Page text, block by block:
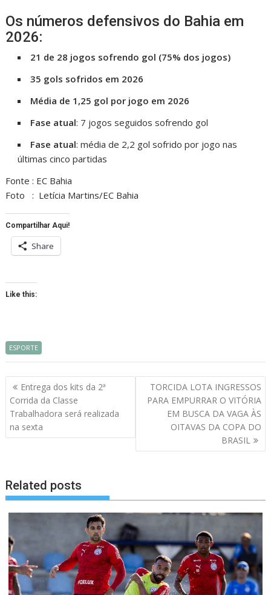
Os números defensivos do Bahia em
2026:
21 de 28 jogos sofrendo gol (75% dos jogos)
35 gols sofridos em 2026
Média de 1,25 gol por jogo em 2026
Fase atual: 7 jogos seguidos sofrendo gol
Fase atual: média de 2,2 gol sofrido por jogo nas
últimas cinco partidas
Fonte : EC Bahia
Foto : Letícia Martins/EC Bahia
Compartilhar Aqui!
Share
Like this:
ESPORTE
Navegação
de
artigos
Entrega dos kits da 2ª
Corrida da Classe
Trabalhadora será realizada
na sexta
TORCIDA LOTA INGRESSOS
PARA EMPURRAR O VITÓRIA
EM BUSCA DA VAGA ÀS
OITAVAS DA COPA DO
BRASIL
Related posts